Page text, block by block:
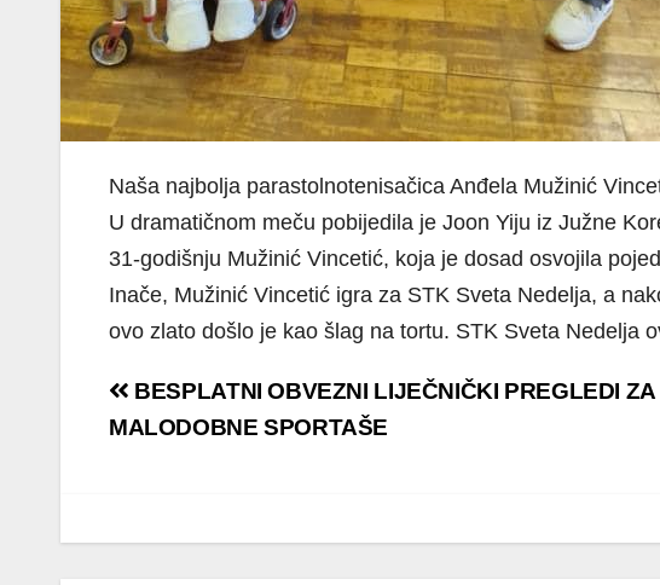
Naša najbolja parastolnotenisačica Anđela Mužinić
U dramatičnom meču pobijedila je Joon Yiju iz Južne
31-godišnju Mužinić Vincetić, koja je dosad osvojila
Inače, Mužinić Vincetić igra za STK Sveta Nedelja, a
ovo zlato došlo je kao šlag na tortu. STK Sveta Nedelja
Navigacija
objava
BESPLATNI OBVEZNI LIJEČNIČKI PREGLEDI ZA
MALODOBNE SPORTAŠE